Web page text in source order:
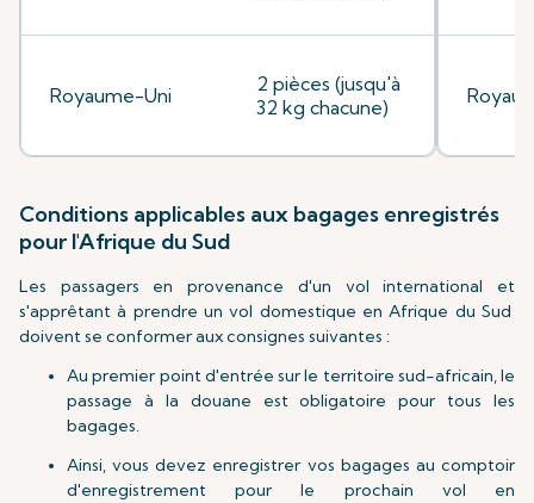
Royaume-Uni
2 pièces (jusqu'à
32 kg chacune)
Conditions applicables aux bagages enregistrés
pour l'Afrique du Sud
Les passagers en provenance d'un vol international et
s'apprêtant à prendre un vol domestique en Afrique du Sud
doivent se conformer aux consignes suivantes :
Au premier point d'entrée sur le territoire sud-africain, le
passage à la douane est obligatoire pour tous les
bagages.
Ainsi, vous devez enregistrer vos bagages au comptoir
d'enregistrement pour le prochain vol en